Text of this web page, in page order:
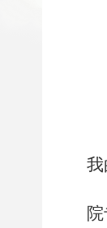
我